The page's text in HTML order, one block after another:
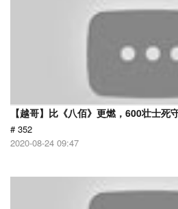
【越哥】比《八佰》更燃，600壮士死
# 352
2020-08-24 09:47